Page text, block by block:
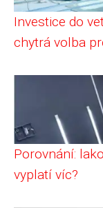
Investice do
chytrá volba
Porovnání:
vyplatí víc?